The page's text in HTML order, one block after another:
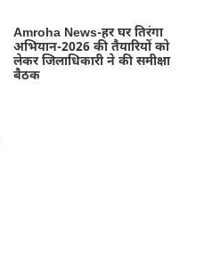
Amroha News-हर घर तिरंगा
अभियान-2026 की तैयारियों को
लेकर जिलाधिकारी ने की समीक्षा
बैठक